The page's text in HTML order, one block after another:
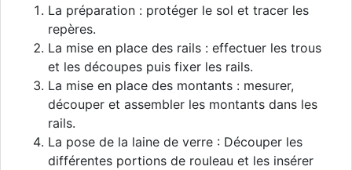
La préparation : protéger le sol et tracer les
repères.
La mise en place des rails : effectuer les trous
et les découpes puis fixer les rails.
La mise en place des montants : mesurer,
découper et assembler les montants dans les
rails.
La pose de la laine de verre : Découper les
différentes portions de rouleau et les insérer